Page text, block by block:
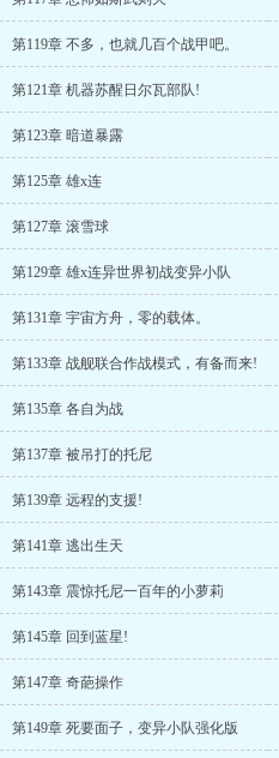
第119章 不多，也就几百个战甲吧。
第121章 机器苏醒日尔瓦部队!
第123章 暗道暴露
第125章 雄x连
第127章 滚雪球
第129章 雄x连异世界初战变异小队
第131章 宇宙方舟，零的载体。
第133章 战舰联合作战模式，有备而来!
第135章 各自为战
第137章 被吊打的托尼
第139章 远程的支援!
第141章 逃出生天
第143章 震惊托尼一百年的小萝莉
第145章 回到蓝星!
第147章 奇葩操作
第149章 死要面子，变异小队强化版